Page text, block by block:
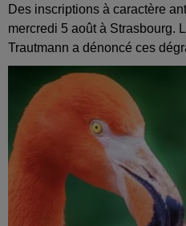
Des inscriptions à caractère
mercredi 5 août à Strasbourg.
Trautmann a dénoncé ces